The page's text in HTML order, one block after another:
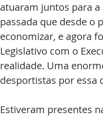
atuaram juntos para a
passada que desde o
economizar, e agora
Legislativo com o
realidade. Uma
desportistas por essa
Estiveram presentes